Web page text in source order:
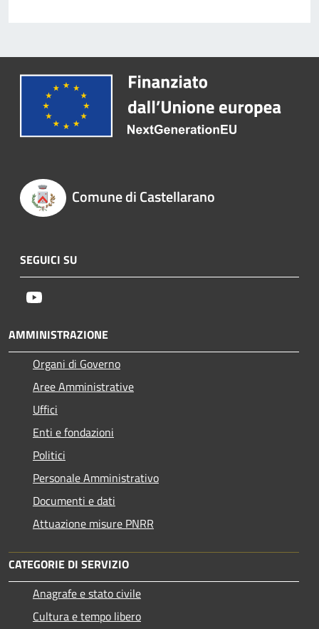
Comune di Castellarano
SEGUICI SU
AMMINISTRAZIONE
Organi di Governo
Aree Amministrative
Uffici
Enti e fondazioni
Politici
Personale Amministrativo
Documenti e dati
Attuazione misure PNRR
CATEGORIE DI SERVIZIO
Anagrafe e stato civile
Cultura e tempo libero